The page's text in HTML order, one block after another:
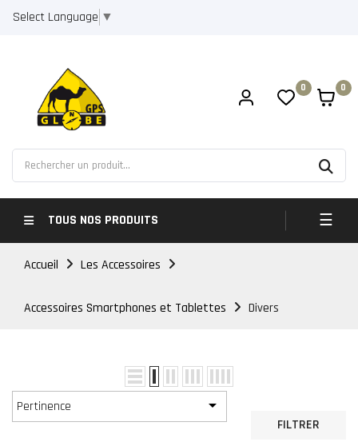
Select Language ▼
0 0
TOUS NOS PRODUITS ☰
Accueil Les Accessoires
Accessoires Smartphones et Tablettes Divers
Pertinence 
FILTRER